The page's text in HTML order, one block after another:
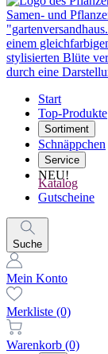
Start
Top-Produkte
Sortiment
Schnäppchen
Service
NEU!
Katalog
Gutscheine
Suche
Mein Konto
Merkliste (0)
Warenkorb (0)